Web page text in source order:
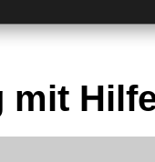
mit